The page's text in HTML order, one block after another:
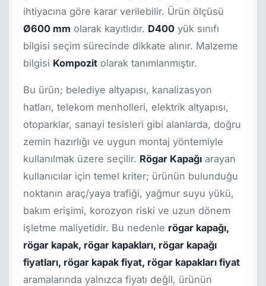
ihtiyacına göre karar verilebilir. Ürün ölçüsü
Ø600 mm olarak kayıtlıdır. D400 yük sınıfı
bilgisi seçim sürecinde dikkate alınır. Malzeme
bilgisi Kompozit olarak tanımlanmıştır.
Bu ürün; belediye altyapısı, kanalizasyon
hatları, telekom menholleri, elektrik altyapısı,
otoparklar, sanayi tesisleri gibi alanlarda, doğru
zemin hazırlığı ve uygun montaj yöntemiyle
kullanılmak üzere seçilir. Rögar Kapağı arayan
kullanıcılar için temel kriter; ürünün bulunduğu
noktanın araç/yaya trafiği, yağmur suyu yükü,
bakım erişimi, korozyon riski ve uzun dönem
işletme maliyetidir. Bu nedenle rögar kapağı,
rögar kapak, rögar kapakları, rögar kapağı
fiyatları, rögar kapak fiyat, rögar kapakları fiyat
aramalarında yalnızca fiyatı değil, ürünün